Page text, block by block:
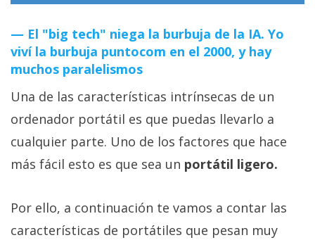
El "big tech" niega la burbuja de la IA. Yo
viví la burbuja puntocom en el 2000, y hay
muchos paralelismos
Una de las características intrínsecas de un
ordenador portátil es que puedas llevarlo a
cualquier parte. Uno de los factores que hace
más fácil esto es que sea un portátil ligero.
Por ello, a continuación te vamos a contar las
características de portátiles que pesan muy